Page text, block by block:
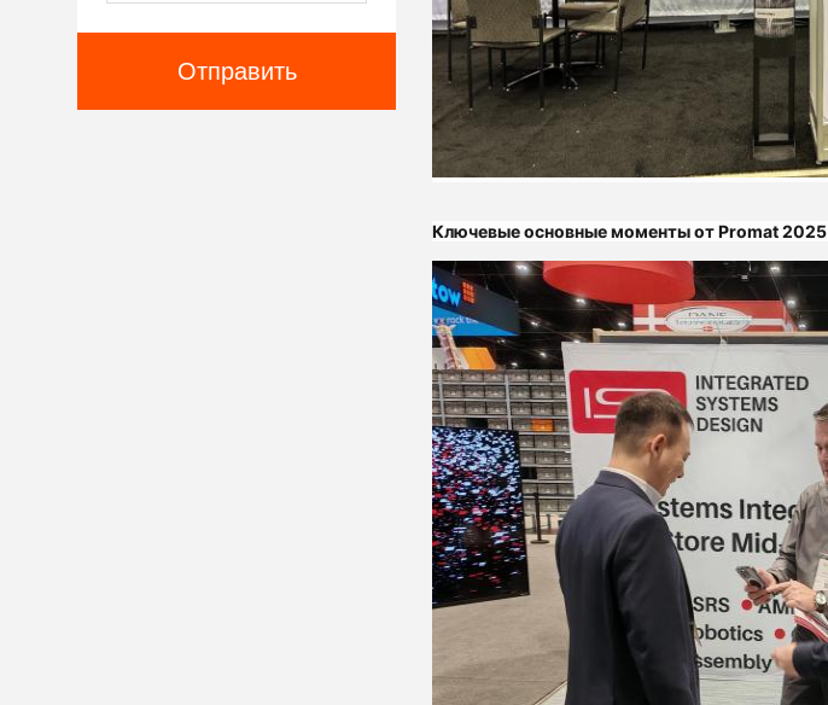
Отправить
Ключевые основные моменты от Promat 2025